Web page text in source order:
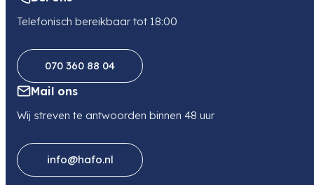
Telefonisch bereikbaar tot 18:00
070 360 88 04
Mail ons
Wij streven te antwoorden binnen 48 uur
info@hafo.nl